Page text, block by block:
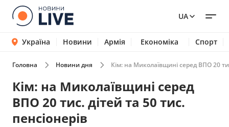
UA
Україна Новини Армія Економіка Спорт
Головна Новини дня Кім: на Миколаївщині серед ВПО 20
Кім: на Миколаївщині серед
ВПО 20 тис. дітей та 50 тис.
пенсіонерів